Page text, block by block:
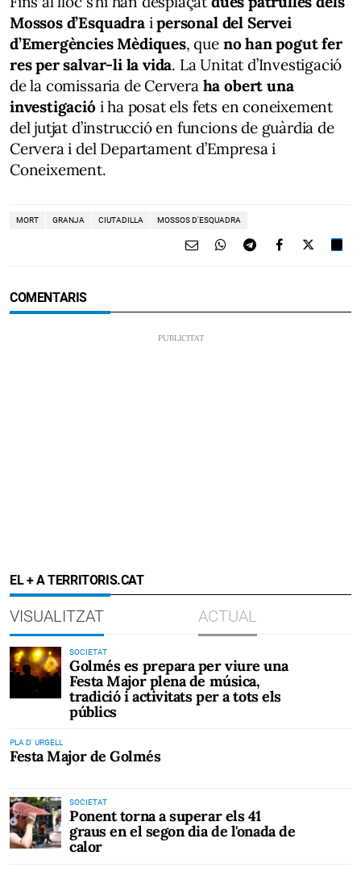
Mossos d’Esquadraipersonal del Servei
d’Emergències Mèdiques, que no han pogut fer
res per salvar-li la vida. La Unitat d’Investigació
de la comissaria de Cervera ha obert una
investigaciói ha posat els fets en coneixement
del jutjat d’instrucció en funcions de guàrdia de
Cervera i del Departament d’Empresa i
Coneixement.
MORT GRANJA CIUTADILLA MOSSOS D'ESQUADRA
COMENTARIS
EL + A TERRITORIS.CAT
VISUALITZAT ACTUAL
SOCIETAT
Golmés es prepara per viure una
Festa Major plena de música,
tradició i activitats per a tots els
públics
PLA D' URGELL
Festa Major de Golmés
SOCIETAT
Ponent torna a superar els 41
graus en el segon dia de l'onada de
calor